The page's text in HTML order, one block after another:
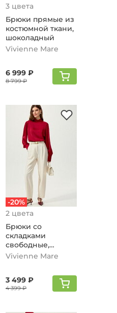
3 цвета
Брюки прямые из
костюмной ткани,
шоколадный
Vivienne Mare
6 999 ₽
8 799 ₽
-20%
2 цвета
Брюки со
складками
свободные,
молочный
Vivienne Mare
3 499 ₽
4 399 ₽